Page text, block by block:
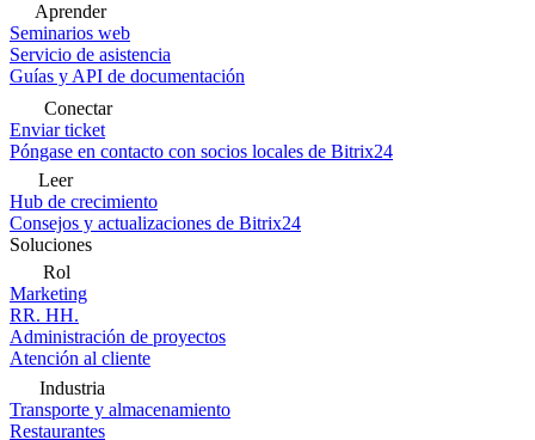
Aprender
Seminarios web
Servicio de asistencia
Guías y API de documentación
Conectar
Enviar ticket
Póngase en contacto con socios locales de Bitrix24
Leer
Hub de crecimiento
Consejos y actualizaciones de Bitrix24
Soluciones
Rol
Marketing
RR. HH.
Administración de proyectos
Atención al cliente
Industria
Transporte y almacenamiento
Restaurantes